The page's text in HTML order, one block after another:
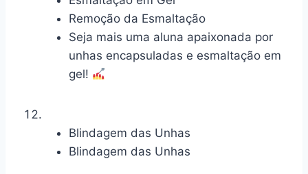
Remoção da Esmaltação
Seja mais uma aluna apaixonada por
unhas encapsuladas e esmaltação em
gel!
Blindagem das Unhas
Blindagem das Unhas